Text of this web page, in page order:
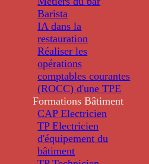
Barista
IA dans la
restauration
Réaliser les
opérations
comptables courantes
(ROCC) d'une TPE
Formations Bâtiment
CAP Electricien
TP Electricien
d'équipement du
bâtiment